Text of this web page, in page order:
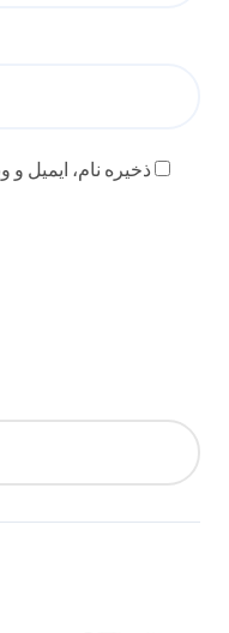
ذخیره نام، ایمیل